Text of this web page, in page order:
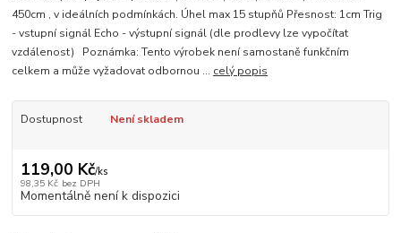
450cm , v ideálních podmínkách. Úhel max 15 stupňů Přesnost: 1cm Trig
- vstupní signál Echo - výstupní signál (dle prodlevy lze vypočítat
vzdálenost) Poznámka: Tento výrobek není samostaně funkčním
celkem a může vyžadovat odbornou ... celý popis
Dostupnost Není skladem
119,00 Kč/ks
98,35 Kč bez DPH
Momentálně není k dispozici